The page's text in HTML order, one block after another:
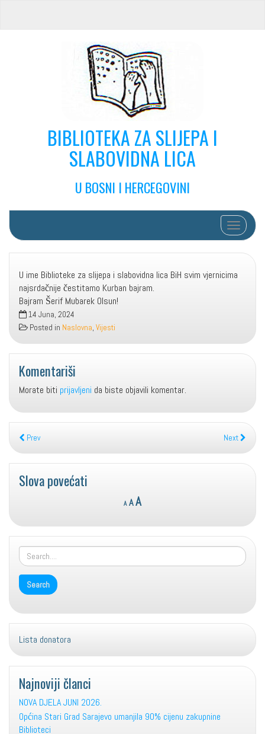
BIBLIOTEKA ZA SLIJEPA I
SLABOVIDNA LICA
U BOSNI I HERCEGOVINI
Toggle
U ime Biblioteke za slijepa i slabovidna lica BiH svim vjernicima
najsrdačnije čestitamo Kurban bajram.
Bajram Šerif Mubarek Olsun!
14 Juna, 2024
Posted in Naslovna, Vijesti
Komentariši
Morate biti prijavljeni da biste objavili komentar.
Prev Next
Slova povećati
A
Decrease
font
A Reset
size.
AIncrease
size.
Lista donatora
Najnoviji članci
NOVA DJELA JUNI 2026.
Općina Stari Grad Sarajevo umanjila 90% cijenu zakupnine
Biblioteci